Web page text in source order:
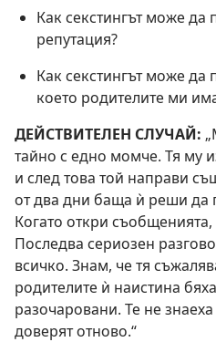
Как секстингът може да
репутация?
Как секстингът може да
което родителите ми
ДЕЙСТВИТЕЛЕН СЛУЧАЙ:
тайно с едно момче. Тя му
и след това той направи
от два дни баща ѝ реши да
Когато откри
Последва сериозен
всичко. Знам, че тя
родителите ѝ наистина
разочаровани. Те не
доверят отново.“